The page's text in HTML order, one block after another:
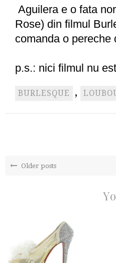
Aguilera e o fata
Rose) din filmul
comanda o pereche
p.s.: nici filmul nu
BURLESQUE ,
Older posts